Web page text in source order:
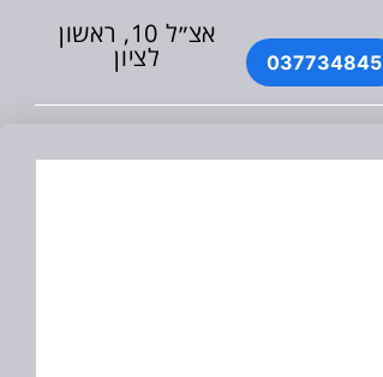
037734845
אצ״ל 10, ראשון
לציון